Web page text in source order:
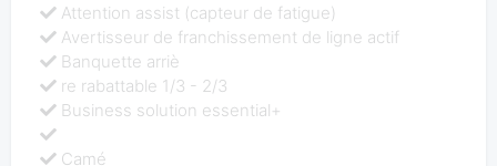
Attention assist (capteur de fatigue)
Avertisseur de franchissement de ligne actif
Banquette arriè
re rabattable 1/3 - 2/3
Business solution essential+
Camé